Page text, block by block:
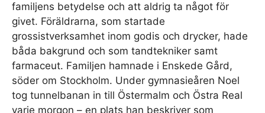
familjens betydelse och att aldrig ta något för
givet. Föräldrarna, som startade
grossistverksamhet inom godis och drycker, hade
båda bakgrund och som tandtekniker samt
farmaceut. Familjen hamnade i Enskede Gård,
söder om Stockholm. Under gymnasieåren Noel
tog tunnelbanan in till Östermalm och Östra Real
varje morgon – en plats han beskriver som